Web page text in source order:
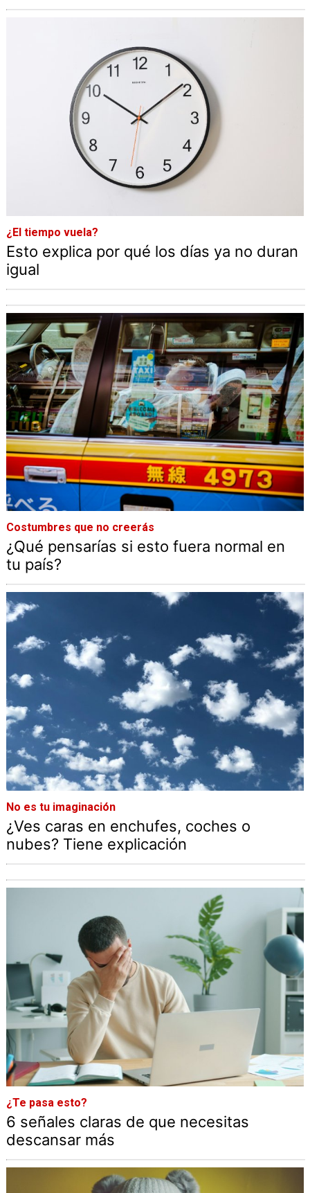
¿El tiempo vuela?
Esto explica por qué los días ya no duran
igual
Costumbres que no creerás
¿Qué pensarías si esto fuera normal en
tu país?
No es tu imaginación
¿Ves caras en enchufes, coches o
nubes? Tiene explicación
¿Te pasa esto?
6 señales claras de que necesitas
descansar más